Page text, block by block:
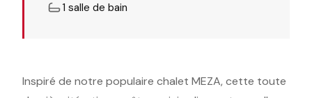
1 salle de bain
Inspiré de notre populaire chalet MEZA, cette toute